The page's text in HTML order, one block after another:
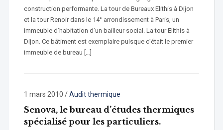
construction performante. La tour de Bureaux Elithis à Dijon
et la tour Renoir dans le 14° arrondissement à Paris, un
immeuble d’habitation d’un bailleur social. La tour Elithis à
Dijon. Ce bâtiment est exemplaire puisque c’était le premier
immeuble de bureau […]
1 mars 2010 /Audit thermique
Senova, le bureau d’études thermiques
spécialisé pour les particuliers.